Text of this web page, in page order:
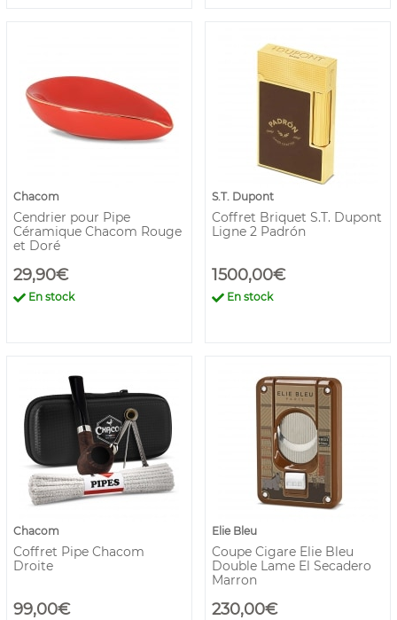
Chacom
Cendrier pour Pipe
Céramique Chacom Rouge
et Doré
29,90€
En stock
S.T. Dupont
Coffret Briquet S.T. Dupont
Ligne 2 Padrón
1500,00€
En stock
Chacom
Coffret Pipe Chacom
Droite
99,00€
Elie Bleu
Coupe Cigare Elie Bleu
Double Lame El Secadero
Marron
230,00€